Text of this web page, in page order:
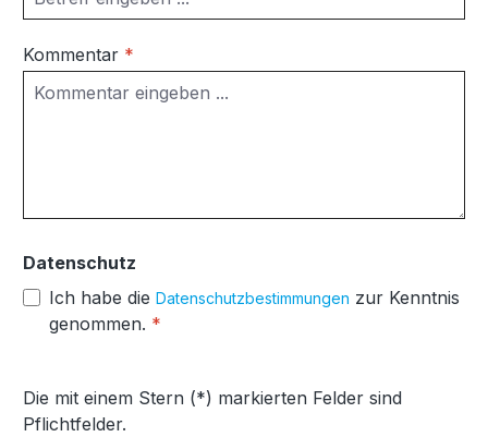
Kommentar *
Datenschutz
Ich habe die Datenschutzbestimmungen zur Kenntnis
genommen. *
Die mit einem Stern (*) markierten Felder sind
Pflichtfelder.